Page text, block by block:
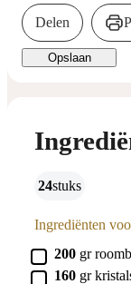
Delen
Opslaan
24 stuks
Ingrediënten
▢
200 gr
▢
160 gr